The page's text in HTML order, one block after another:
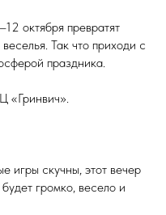
октября превратят
Так что приходи с
праздника.
«Гринвич».
игры скучны, этот вечер
громко, весело и